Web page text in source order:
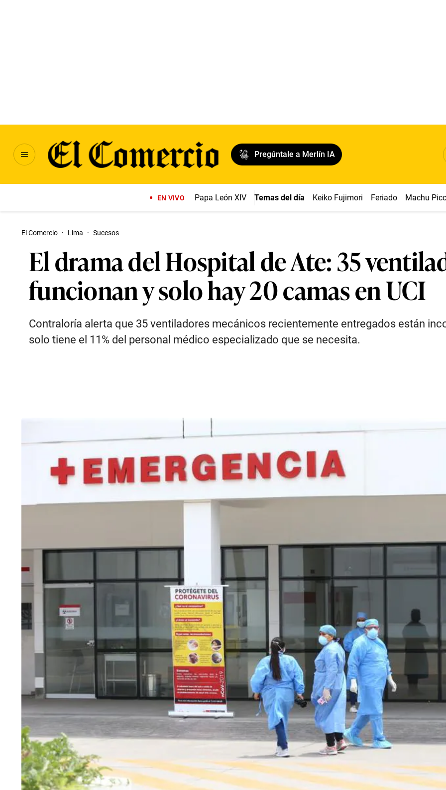
Pregúntale a Merlín IA
EN VIVO Papa León XIV Temas del día Keiko Fujimori Feriado Machu
El Comercio · Lima · Sucesos
El drama del Hospital de Ate: 35
funcionan y solo hay 20 camas en UCI
Contraloría alerta que 35 ventiladores mecánicos recientemente entregados están
solo tiene el 11% del personal médico especializado que se necesita.